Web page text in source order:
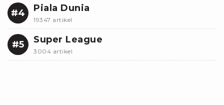
#4 Piala Dunia
19347 artikel
#5 Super League
3004 artikel